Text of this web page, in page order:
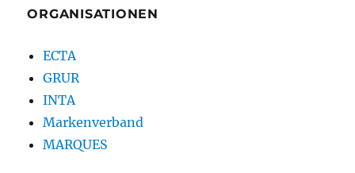
ORGANISATIONEN
ECTA
GRUR
INTA
Markenverband
MARQUES